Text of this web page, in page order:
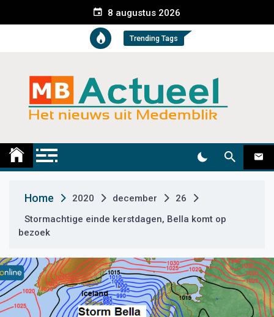
e
t
8 augustus 2026
Trending Tags
Medemblik Actueel
Home 2020 december
26
Stormachtige einde kerstdagen, Bella komt op
bezoek